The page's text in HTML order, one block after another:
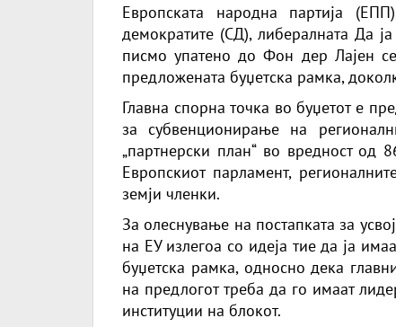
Европската народна партија
демократите (СД), либералната Да
писмо упатено до Фон дер Лајен
предложената буџетска рамка,
Главна спорна точка во буџетот е
за субвенционирање на
„партнерски план“ во вредност од
Европскиот парламент,
земји членки.
За олеснување на постапката за
на ЕУ излегоа со идеја тие да ја
буџетска рамка, односно дека
на предлогот треба да го имаат
институции на блокот.